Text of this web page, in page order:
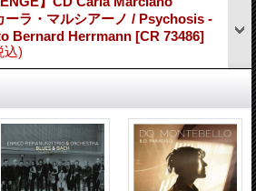
ーラ・マルシアーノ / Psychosis -
Bernard Herrmann [CR 73486]
込)